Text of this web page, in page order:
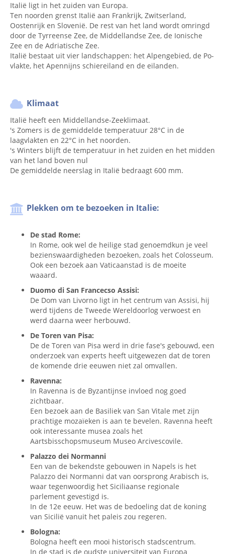
Italië ligt in het zuiden van Europa.
Ten noorden grenst Italië aan Frankrijk, Zwitserland,
Oostenrijk en Slovenië. De rest van het land wordt omringd
door de Tyrreense Zee, de Middellandse Zee, de Ionische
Zee en de Adriatische Zee.
Italië bestaat uit vier landschappen: het Alpengebied, de Po-
vlakte, het Apennijns schiereiland en de eilanden.
Klimaat
Italië heeft een Middellandse-Zeeklimaat.
's Zomers is de gemiddelde temperatuur 28°C in de
laagvlakten en 22°C in het noorden.
's Winters blijft de temperatuur in het zuiden en het midden
van het land boven nul
De gemiddelde neerslag in Italië bedraagt 600 mm.
Plekken om te bezoeken in Italie:
De stad Rome:
In Rome, ook wel de heilige stad genoemdkun je veel
bezienswaardigheden bezoeken, zoals het Colosseum.
Ook een bezoek aan Vaticaanstad is de moeite
waaard.
Duomo di San Francecso Assisi:
De Dom van Livorno ligt in het centrum van Assisi, hij
werd tijdens de Tweede Wereldoorlog verwoest en
werd daarna weer herbouwd.
De Toren van Pisa:
De de Toren van Pisa werd in drie fase's gebouwd, een
onderzoek van experts heeft uitgewezen dat de toren
de komende drie eeuwen niet zal omvallen.
Ravenna:
In Ravenna is de Byzantijnse invloed nog goed
zichtbaar.
Een bezoek aan de Basiliek van San Vitale met zijn
prachtige mozaïeken is aan te bevelen. Ravenna heeft
ook interessante musea zoals het
Aartsbisschopsmuseum Museo Arcivescovile.
Palazzo dei Normanni
Een van de bekendste gebouwen in Napels is het
Palazzo dei Normanni dat van oorsprong Arabisch is,
waar tegenwoordig het Siciliaanse regionale
parlement gevestigd is.
In de 12e eeuw. Het was de bedoeling dat de koning
van Sicilië vanuit het paleis zou regeren.
Bologna:
Bologna heeft een mooi historisch stadscentrum.
In de stad is de oudste universiteit van Europa